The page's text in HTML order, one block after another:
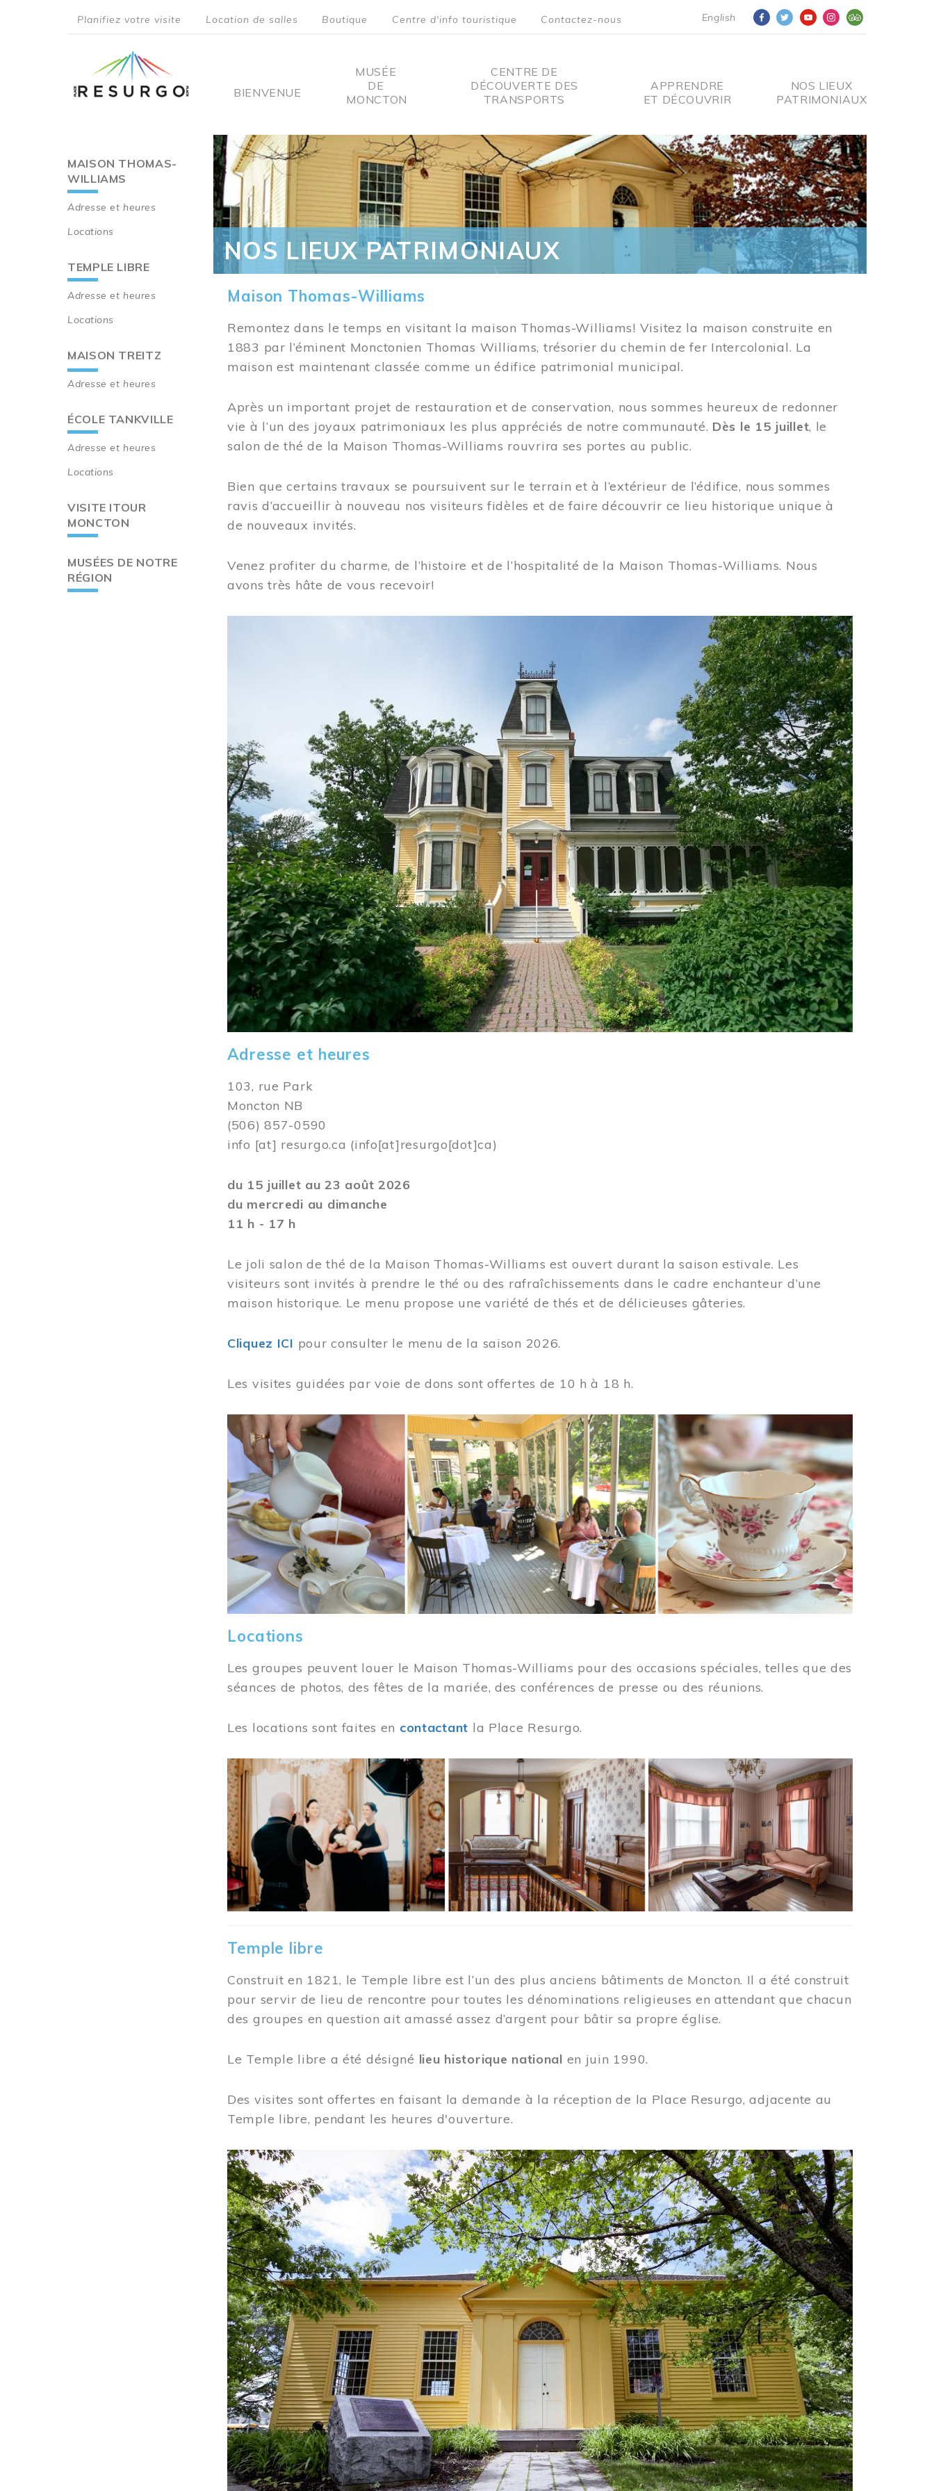
English
menu
Planifiez votre visite Location de salles Boutique Centre d'info touristique Contactez-nous
Main
BIENVENUE
MUSÉE
DE
MONCTON
CENTRE DE
DÉCOUVERTE DES
TRANSPORTS
APPRENDRE
ET DÉCOUVRIR
NOS LIEUX
PATRIMONIAUX
Main
navigation
MAISON THOMAS-
WILLIAMS
Adresse et heures
Locations
TEMPLE LIBRE
Adresse et heures
Locations
MAISON TREITZ
Adresse et heures
ÉCOLE TANKVILLE
Adresse et heures
Locations
VISITE ITOUR
MONCTON
MUSÉES DE NOTRE
RÉGION
NOS LIEUX PATRIMONIAUX
Maison Thomas-Williams
Remontez dans le temps en visitant la maison Thomas-Williams! Visitez la maison construite en
1883 par l’éminent Monctonien Thomas Williams, trésorier du chemin de fer Intercolonial. La
maison est maintenant classée comme un édifice patrimonial municipal.
Après un important projet de restauration et de conservation, nous sommes heureux de redonner
vie à l’un des joyaux patrimoniaux les plus appréciés de notre communauté. Dès le 15 juillet, le
salon de thé de la Maison Thomas-Williams rouvrira ses portes au public.
Bien que certains travaux se poursuivent sur le terrain et à l’extérieur de l’édifice, nous sommes
ravis d’accueillir à nouveau nos visiteurs fidèles et de faire découvrir ce lieu historique unique à
de nouveaux invités.
Venez profiter du charme, de l’histoire et de l’hospitalité de la Maison Thomas-Williams. Nous
avons très hâte de vous recevoir!
Adresse et heures
103, rue Park
Moncton NB
(506) 857-0590
info [at] resurgo.ca (info[at]resurgo[dot]ca)
du 15 juillet au 23 août 2026
du mercredi au dimanche
11 h - 17 h
Le joli salon de thé de la Maison Thomas-Williams est ouvert durant la saison estivale. Les
visiteurs sont invités à prendre le thé ou des rafraîchissements dans le cadre enchanteur d’une
maison historique. Le menu propose une variété de thés et de délicieuses gâteries.
Cliquez ICI pour consulter le menu de la saison 2026.
Les visites guidées par voie de dons sont offertes de 10 h à 18 h.
Image
Locations
Les groupes peuvent louer le Maison Thomas-Williams pour des occasions spéciales, telles que des
séances de photos, des fêtes de la mariée, des conférences de presse ou des réunions.
Les locations sont faites en contactant la Place Resurgo.
Image
Temple libre
Construit en 1821, le Temple libre est l’un des plus anciens bâtiments de Moncton. Il a été construit
pour servir de lieu de rencontre pour toutes les dénominations religieuses en attendant que chacun
des groupes en question ait amassé assez d’argent pour bâtir sa propre église.
Le Temple libre a été désigné lieu historique national en juin 1990.
Des visites sont offertes en faisant la demande à la réception de la Place Resurgo, adjacente au
Temple libre, pendant les heures d'ouverture.
Image